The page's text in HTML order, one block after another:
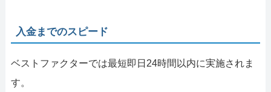
入金までのスピード
ベストファクターでは最短即日24時間以内に実施されま
す。